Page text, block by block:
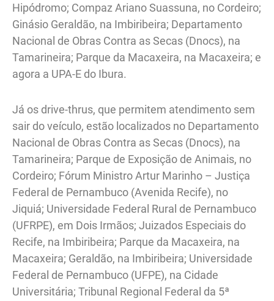
Hipódromo; Compaz Ariano Suassuna, no Cordeiro;
Ginásio Geraldão, na Imbiribeira; Departamento
Nacional de Obras Contra as Secas (Dnocs), na
Tamarineira; Parque da Macaxeira, na Macaxeira; e
agora a UPA-E do Ibura.
Já os drive-thrus, que permitem atendimento sem
sair do veículo, estão localizados no Departamento
Nacional de Obras Contra as Secas (Dnocs), na
Tamarineira; Parque de Exposição de Animais, no
Cordeiro; Fórum Ministro Artur Marinho – Justiça
Federal de Pernambuco (Avenida Recife), no
Jiquiá; Universidade Federal Rural de Pernambuco
(UFRPE), em Dois Irmãos; Juizados Especiais do
Recife, na Imbiribeira; Parque da Macaxeira, na
Macaxeira; Geraldão, na Imbiribeira; Universidade
Federal de Pernambuco (UFPE), na Cidade
Universitária; Tribunal Regional Federal da 5ª